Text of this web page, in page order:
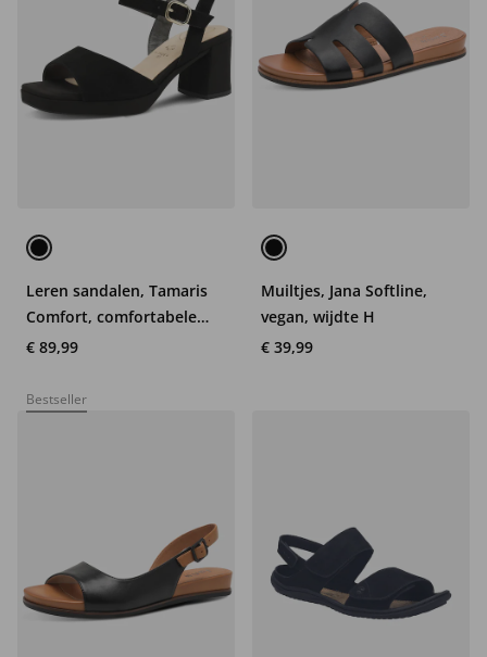
Leren sandalen, Tamaris
Comfort, comfortabele
wijdte
€ 89,99
Muiltjes, Jana Softline,
vegan, wijdte H
€ 39,99
Bestseller